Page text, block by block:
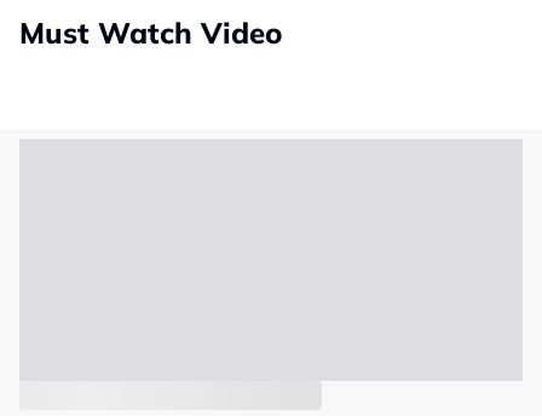
Must Watch Video